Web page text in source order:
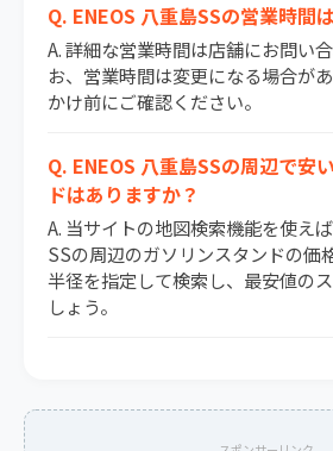
Q. ENEOS 八重島SSの営業時間
A. 詳細な営業時間は店舗にお問い
お、営業時間は変更になる場合が
かけ前にご確認ください。
Q. ENEOS 八重島SSの周辺で安
ドはありますか？
A. 当サイトの地図検索機能を使え
SSの周辺のガソリンスタンドの価
半径を指定して検索し、最安値の
しょう。